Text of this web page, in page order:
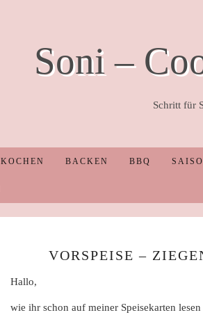
Soni –
Schritt für
KOCHEN BACKEN BBQ
VORSPEISE –
Hallo,
wie ihr schon auf meiner Speisekarten